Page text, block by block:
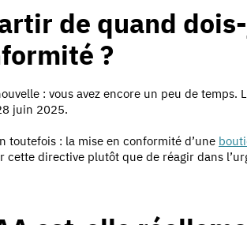
de quand
?
: vous avez encore un peu de
juin 2025.
toutefois : la mise en conformité d’une
cette directive plutôt que de réagir dans